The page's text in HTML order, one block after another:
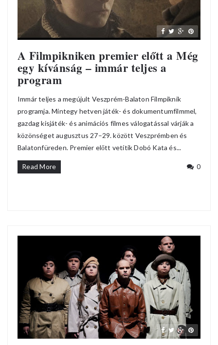
A Filmpikniken premier előtt a Még
egy kívánság – immár teljes a
program
Immár teljes a megújult Veszprém-Balaton Filmpiknik
programja. Mintegy hetven játék- és dokumentumfilmmel,
gazdag kisjáték- és animációs filmes válogatással várják a
közönséget augusztus 27–29. között Veszprémben és
Balatonfüreden. Premier előtt vetítik Dobó Kata és...
Read More 0